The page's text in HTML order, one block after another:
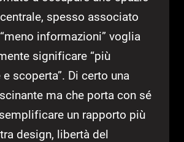
spesso associato
informazioni” voglia
significare “più
scoperta”. Di certo una
ma che porta con sé
un rapporto più
design, libertà del